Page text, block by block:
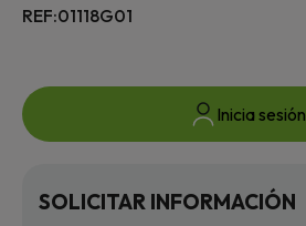
REF:01118G01
Inicia sesión
SOLICITAR INFORMACIÓN